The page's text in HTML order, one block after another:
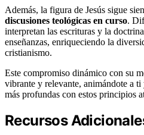
Además, la figura de Jesús sigue
discusiones teológicas en curso.
interpretan las escrituras y la
enseñanzas, enriqueciendo la
cristianismo.
Este compromiso dinámico con su
vibrante y relevante, animándote a
más profundas con estos principios
Recursos